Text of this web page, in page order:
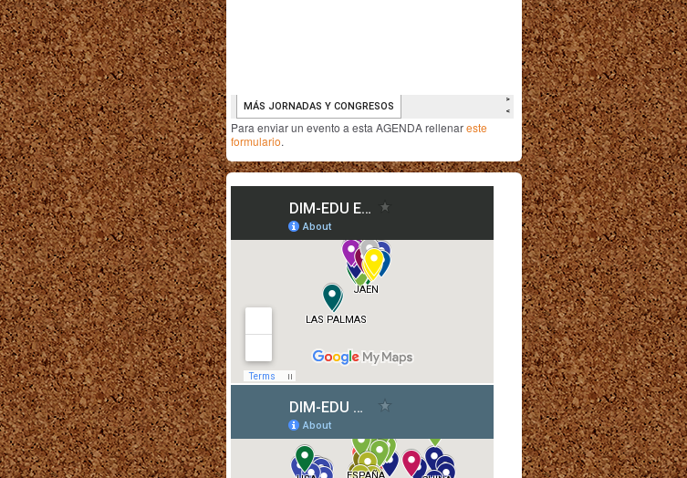
Para enviar un evento a esta AGENDA rellenareste
formulario.